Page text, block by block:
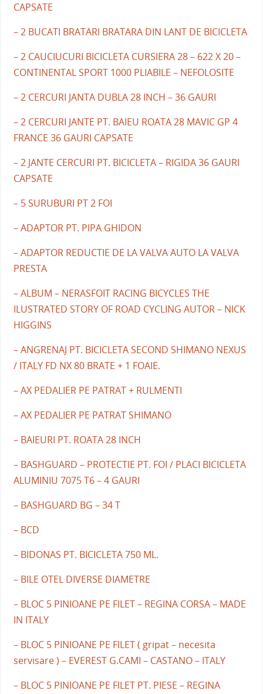
CAPSATE
– 2 BUCATI BRATARI BRATARA DIN LANT DE BICICLETA
– 2 CAUCIUCURI BICICLETA CURSIERA 28 – 622 X 20 –
CONTINENTAL SPORT 1000 PLIABILE – NEFOLOSITE
– 2 CERCURI JANTA DUBLA 28 INCH – 36 GAURI
– 2 CERCURI JANTE PT. BAIEU ROATA 28 MAVIC GP 4
FRANCE 36 GAURI CAPSATE
– 2 JANTE CERCURI PT. BICICLETA – RIGIDA 36 GAURI
CAPSATE
– 5 SURUBURI PT 2 FOI
– ADAPTOR PT. PIPA GHIDON
– ADAPTOR REDUCTIE DE LA VALVA AUTO LA VALVA
PRESTA
– ALBUM – NERASFOIT RACING BICYCLES THE
ILUSTRATED STORY OF ROAD CYCLING AUTOR – NICK
HIGGINS
– ANGRENAJ PT. BICICLETA SECOND SHIMANO NEXUS
/ ITALY FD NX 80 BRATE + 1 FOAIE.
– AX PEDALIER PE PATRAT + RULMENTI
– AX PEDALIER PE PATRAT SHIMANO
– BAIEURI PT. ROATA 28 INCH
– BASHGUARD – PROTECTIE PT. FOI / PLACI BICICLETA
ALUMINIU 7075 T6 – 4 GAURI
– BASHGUARD BG – 34 T
– BCD
– BIDONAS PT. BICICLETA 750 ML.
– BILE OTEL DIVERSE DIAMETRE
– BLOC 5 PINIOANE PE FILET – REGINA CORSA – MADE
IN ITALY
– BLOC 5 PINIOANE PE FILET ( gripat – necesita
servisare ) – EVEREST G.CAMI – CASTANO – ITALY
– BLOC 5 PINIOANE PE FILET PT. PIESE – REGINA